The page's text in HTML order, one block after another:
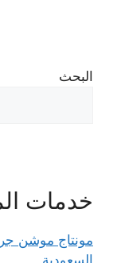
البحث
خدمات
مونتاج موشن
السعودية